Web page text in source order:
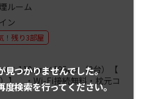
見つかりませんでした。
度検索を行ってください。
ルーム
ン
！残り3部屋
ズ：110cm×195cm（2台）【
】 ・Wi-Fi接続無料・枕元コ